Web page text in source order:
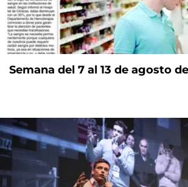
Semana del 7 al 13 de agosto